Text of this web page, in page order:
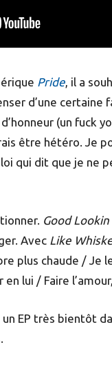
Pride , il a
d’une
(un fuck
être hétéro. Je
loi qui dit que je ne
Good Lookin
Avec Like
plus chaude / Je
en lui / Faire
EP très bientôt